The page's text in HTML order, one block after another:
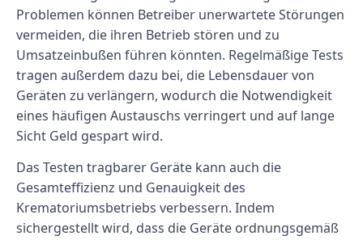
Problemen können Betreiber unerwartete Störungen
vermeiden, die ihren Betrieb stören und zu
Umsatzeinbußen führen könnten. Regelmäßige Tests
tragen außerdem dazu bei, die Lebensdauer von
Geräten zu verlängern, wodurch die Notwendigkeit
eines häufigen Austauschs verringert und auf lange
Sicht Geld gespart wird.
Das Testen tragbarer Geräte kann auch die
Gesamteffizienz und Genauigkeit des
Krematoriumsbetriebs verbessern. Indem
sichergestellt wird, dass die Geräte ordnungsgemäß